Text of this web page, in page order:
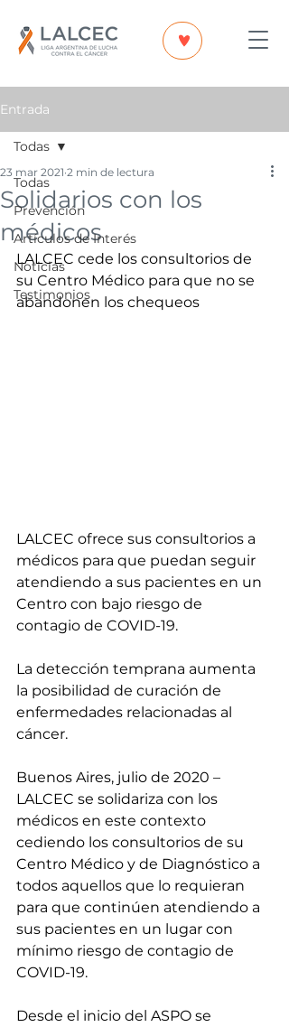
Entrada
Todas
Prevención
Artículos de Interés
Noticias
Testimonios
Todas
Solidarios con los
médicos
23 mar 2021 2 min de lectura
LALCEC cede los consultorios de
su Centro Médico para que no se
abandonen los chequeos
LALCEC ofrece sus consultorios a
médicos para que puedan seguir
atendiendo a sus pacientes en un
Centro con bajo riesgo de
contagio de COVID-19.
La detección temprana aumenta
la posibilidad de curación de
enfermedades relacionadas al
cáncer.
Buenos Aires, julio de 2020 –
LALCEC se solidariza con los
médicos en este contexto
cediendo los consultorios de su
Centro Médico y de Diagnóstico a
todos aquellos que lo requieran
para que continúen atendiendo a
sus pacientes en un lugar con
mínimo riesgo de contagio de
COVID-19.
Desde el inicio del ASPO se